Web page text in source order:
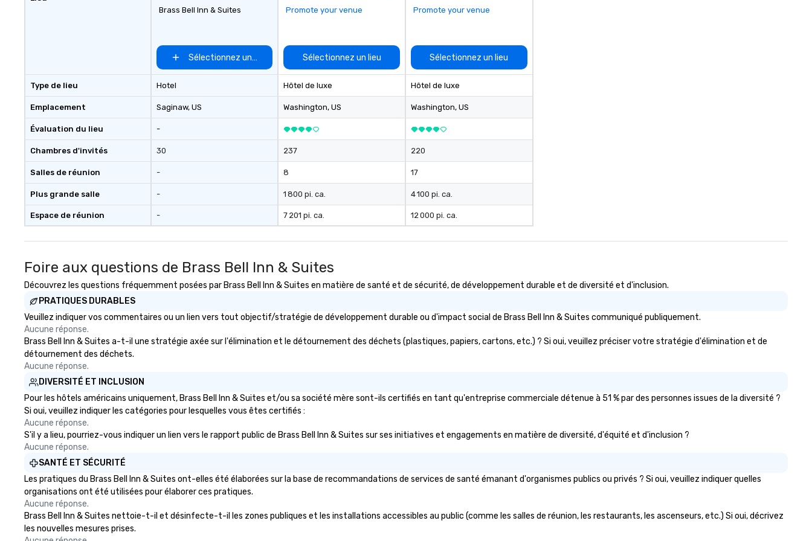
Type de lieu
Emplacement
Évaluation du lieu
Chambres d'invités
Salles de réunion
Plus grande salle
Espace de réunion
Brass Bell Inn & Suites
Sélectionnez un lieu
Hotel
Saginaw, US
-
30
-
-
-
Promote your venue
Sélectionnez un lieu
Hôtel de luxe
Washington, US
237
8
1 800 pi. ca.
7 201 pi. ca.
Promote your venue
Sélectionnez un lieu
Hôtel de luxe
Washington, US
220
17
4 100 pi. ca.
12 000 pi. ca.
Foire aux questions de Brass Bell Inn & Suites
Découvrez les questions fréquemment posées par Brass Bell Inn & Suites en matière de santé et de sécurité, de développement durable et de diversité et d'inclusion.
PRATIQUES DURABLES
Veuillez indiquer vos commentaires ou un lien vers tout objectif/stratégie de développement durable ou d'impact social de Brass Bell Inn & Suites communiqué publiquement.
Aucune réponse.
Brass Bell Inn & Suites a-t-il une stratégie axée sur l'élimination et le détournement des déchets (plastiques, papiers, cartons, etc.) ? Si oui, veuillez préciser votre stratégie d'élimination et de
détournement des déchets.
Aucune réponse.
DIVERSITÉ ET INCLUSION
Pour les hôtels américains uniquement, Brass Bell Inn & Suites et/ou sa société mère sont-ils certifiés en tant qu'entreprise commerciale détenue à 51 % par des personnes issues de la diversité ?
Si oui, veuillez indiquer les catégories pour lesquelles vous êtes certifiés :
Aucune réponse.
S'il y a lieu, pourriez-vous indiquer un lien vers le rapport public de Brass Bell Inn & Suites sur ses initiatives et engagements en matière de diversité, d'équité et d'inclusion ?
Aucune réponse.
SANTÉ ET SÉCURITÉ
Les pratiques du Brass Bell Inn & Suites ont-elles été élaborées sur la base de recommandations de services de santé émanant d'organismes publics ou privés ? Si oui, veuillez indiquer quelles
organisations ont été utilisées pour élaborer ces pratiques.
Aucune réponse.
Brass Bell Inn & Suites nettoie-t-il et désinfecte-t-il les zones publiques et les installations accessibles au public (comme les salles de réunion, les restaurants, les ascenseurs, etc.) Si oui, décrivez
les nouvelles mesures prises.